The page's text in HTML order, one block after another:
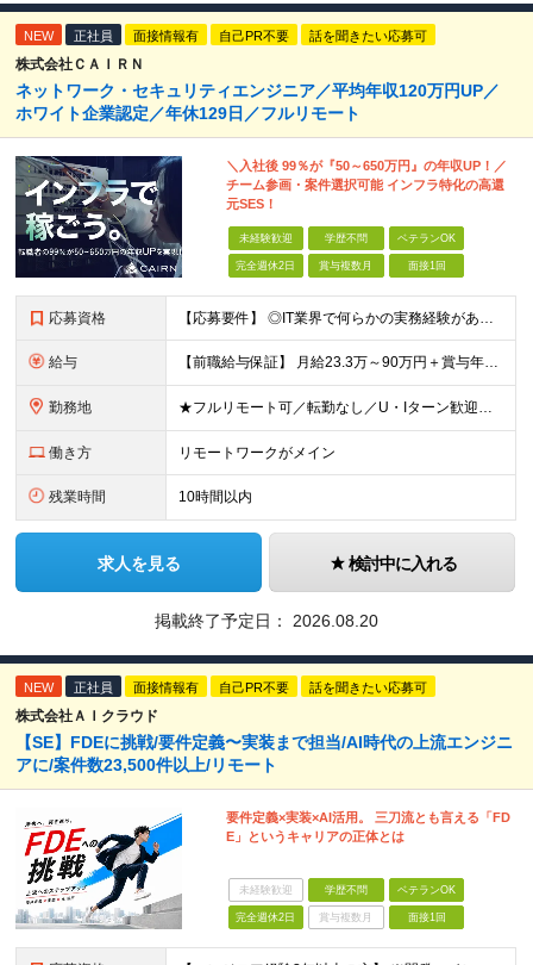
NEW 正社員 面接情報有 自己PR不要 話を聞きたい応募可
株式会社ＣＡＩＲＮ
ネットワーク・セキュリティエンジニア／平均年収120万円UP／
ホワイト企業認定／年休129日／フルリモート
＼入社後 99％が『50～650万円』の年収UP！／
チーム参画・案件選択可能 インフラ特化の高還
元SES！
未経験歓迎 学歴不問 ベテランOK
完全週休2日 賞与複数月 面接1回
応募資格 【応募要件】 ◎IT業界で何らかの実務経験がある方 └2～3ヶ月の実務経験のある方は歓迎します！ 例）PCキッティングやモバイル通信基地局の業務経験者など インフラエンジニアとしてご経験のある方は、
給与 【前職給与保証】 月給23.3万～90万円＋賞与年2回＋インセンティブ ★年収1000万円以上の実績あり！ ※上記月給には月20～30時間分（2万9,300円～21万7,900円）の固定残業代を含み
勤務地 ★フルリモート可／転勤なし／U・Iターン歓迎★ ◎勤務地は相談の上、ご自宅近くに調整します！ 【勤務地】 本社、または東京／埼玉／千葉／神奈川／愛知／仙台のクライアント先 ◎完全在宅（フルリモート）
働き方 リモートワークがメイン
残業時間 10時間以内
求人を見る 検討中に入れる
掲載終了予定日： 2026.08.20
NEW 正社員 面接情報有 自己PR不要 話を聞きたい応募可
株式会社ＡＩクラウド
【SE】FDEに挑戦/要件定義〜実装まで担当/AI時代の上流エンジニ
アに/案件数23,500件以上/リモート
要件定義×実装×AI活用。 三刀流とも言える「FD
E」というキャリアの正体とは
未経験歓迎 学歴不問 ベテランOK
完全週休2日 賞与複数月 面接1回